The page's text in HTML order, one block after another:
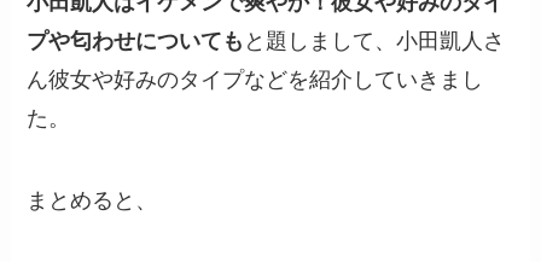
プや匂わせについても と題しまして、小田凱人さ
ん彼女や好みのタイプなどを紹介していきまし
た。
まとめると、